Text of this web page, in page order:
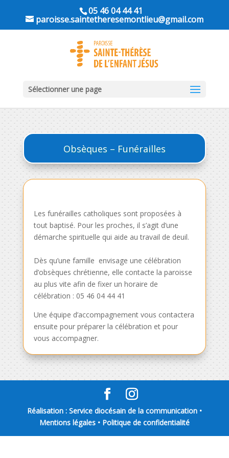
05 46 04 44 41
paroisse.saintetheresemontlieu@gmail.com
Sélectionner une page
Obsèques – Funérailles
Les funérailles catholiques sont proposées à
tout baptisé. Pour les proches, il s’agit d’une
démarche spirituelle qui aide au travail de deuil.
Dès qu’une famille envisage une célébration
d’obsèques chrétienne, elle contacte la paroisse
au plus vite afin de fixer un horaire de
célébration : 05 46 04 44 41
Une équipe d’accompagnement vous contactera
ensuite pour préparer la célébration et pour
vous accompagner.
Réalisation : Service diocésain de la communication •
Mentions légales• Politique de confidentialité